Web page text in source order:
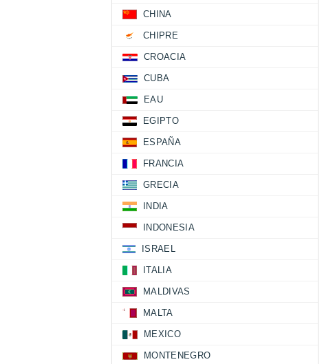
CHINA
CHIPRE
CROACIA
CUBA
EAU
EGIPTO
ESPAÑA
FRANCIA
GRECIA
INDIA
INDONESIA
ISRAEL
ITALIA
MALDIVAS
MALTA
MEXICO
MONTENEGRO